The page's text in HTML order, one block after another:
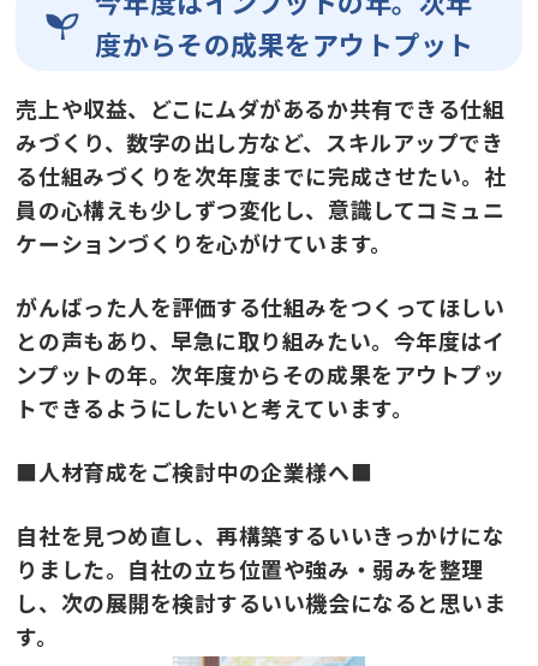
度からその成果をアウトプット
売上や収益、どこにムダがあるか共有できる仕組
みづくり、数字の出し方など、スキルアップでき
る仕組みづくりを次年度までに完成させたい。社
員の心構えも少しずつ変化し、意識してコミュニ
ケーションづくりを心がけています。
がんばった人を評価する仕組みをつくってほしい
との声もあり、早急に取り組みたい。今年度はイ
ンプットの年。次年度からその成果をアウトプッ
トできるようにしたいと考えています。
■人材育成をご検討中の企業様へ■
自社を見つめ直し、再構築するいいきっかけにな
りました。自社の立ち位置や強み・弱みを整理
し、次の展開を検討するいい機会になると思いま
す。